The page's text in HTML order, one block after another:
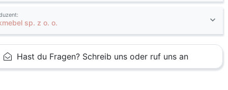
sp. z o. o.
Hast du Fragen? Schreib uns oder ruf uns an